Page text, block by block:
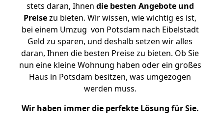
stets daran, Ihnen die besten Angebote und
Preisezu bieten. Wir wissen, wie wichtig es ist,
bei einem Umzug von Potsdam nach Eibelstadt
Geld zu sparen, und deshalb setzen wir alles
daran, Ihnen die besten Preise zu bieten. Ob Sie
nun eine kleine Wohnung haben oder ein großes
Haus in Potsdam besitzen, was umgezogen
werden muss.
Wir haben immer die perfekte Lösung für Sie.